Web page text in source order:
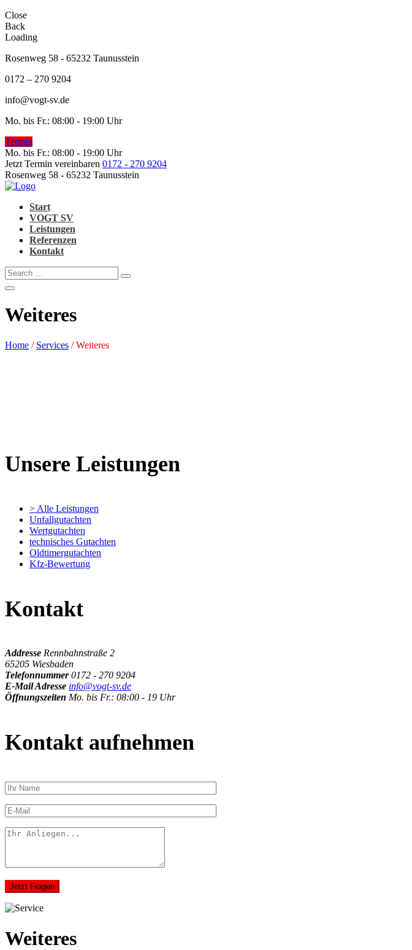
Close
Back
Loading
Rosenweg 58 - 65232 Taunusstein
0172 – 270 9204
info@vogt-sv.de
Mo. bis Fr.: 08:00 - 19:00 Uhr
Termin
Mo. bis Fr.: 08:00 - 19:00 Uhr
Jetzt Termin vereinbaren 0172 - 270 9204
Rosenweg 58 - 65232 Taunusstein
Start
VOGT SV
Leistungen
Referenzen
Kontakt
Weiteres
Home / Services /Weiteres
Unsere Leistungen
> Alle Leistungen
Unfallgutachten
Wertgutachten
technisches Gutachten
Oldtimergutachten
Kfz-Bewertung
Kontakt
Addresse Rennbahnstraße 2
65205 Wiesbaden
Telefonnummer0172 - 270 9204
E-Mail Adresse info@vogt-sv.de
Öffnungszeiten Mo. bis Fr.: 08:00 - 19 Uhr
Kontakt aufnehmen
Jetzt Fragen
Weiteres